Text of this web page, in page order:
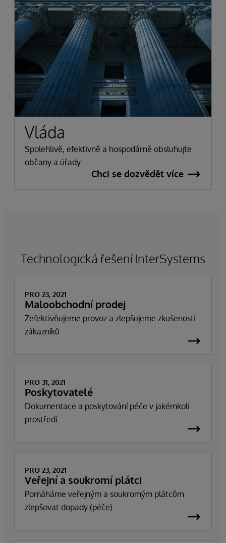
Vláda
Spolehlivě, efektivně a hospodárně obsluhujte
občany a úřady
Chci se dozvědět více
Technologická řešení InterSystems
PRO 23, 2021
Maloobchodní prodej
Zefektivňujeme provoz a zlepšujeme zkušenosti
zákazníků
PRO 31, 2021
Poskytovatelé
Dokumentace a poskytování péče v jakémkoli
prostředí
PRO 23, 2021
Veřejní a soukromí plátci
Pomáháme veřejným a soukromým plátcům
zlepšovat dopady (péče)